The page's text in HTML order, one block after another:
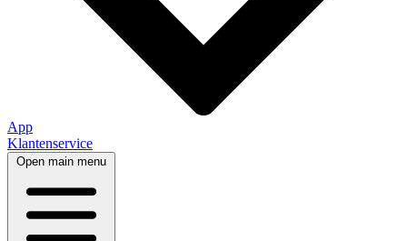
App
Klantenservice
Open main menu